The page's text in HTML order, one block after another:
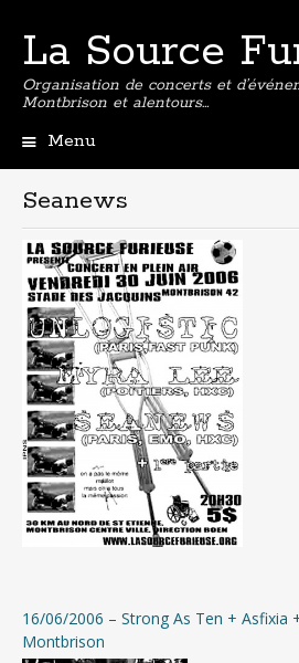
La Source
Organisation de concerts et
Montbrison et alentours…
Menu
contenu
principal
Seanews
16/06/2006 – Strong As Ten + Asfixia
Montbrison